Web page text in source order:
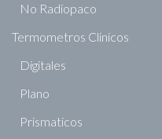
No Radiopaco
Termometros Clinicos
Digitales
Plano
Prismaticos